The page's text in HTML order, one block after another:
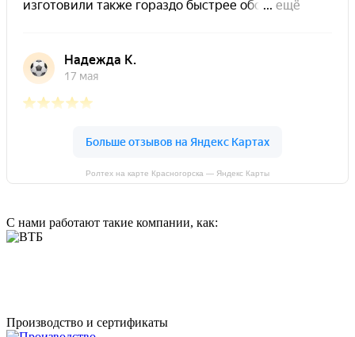
Ролтех на карте Красногорска — Яндекс Карты
С нами работают такие компании, как:
Производство и сертификаты